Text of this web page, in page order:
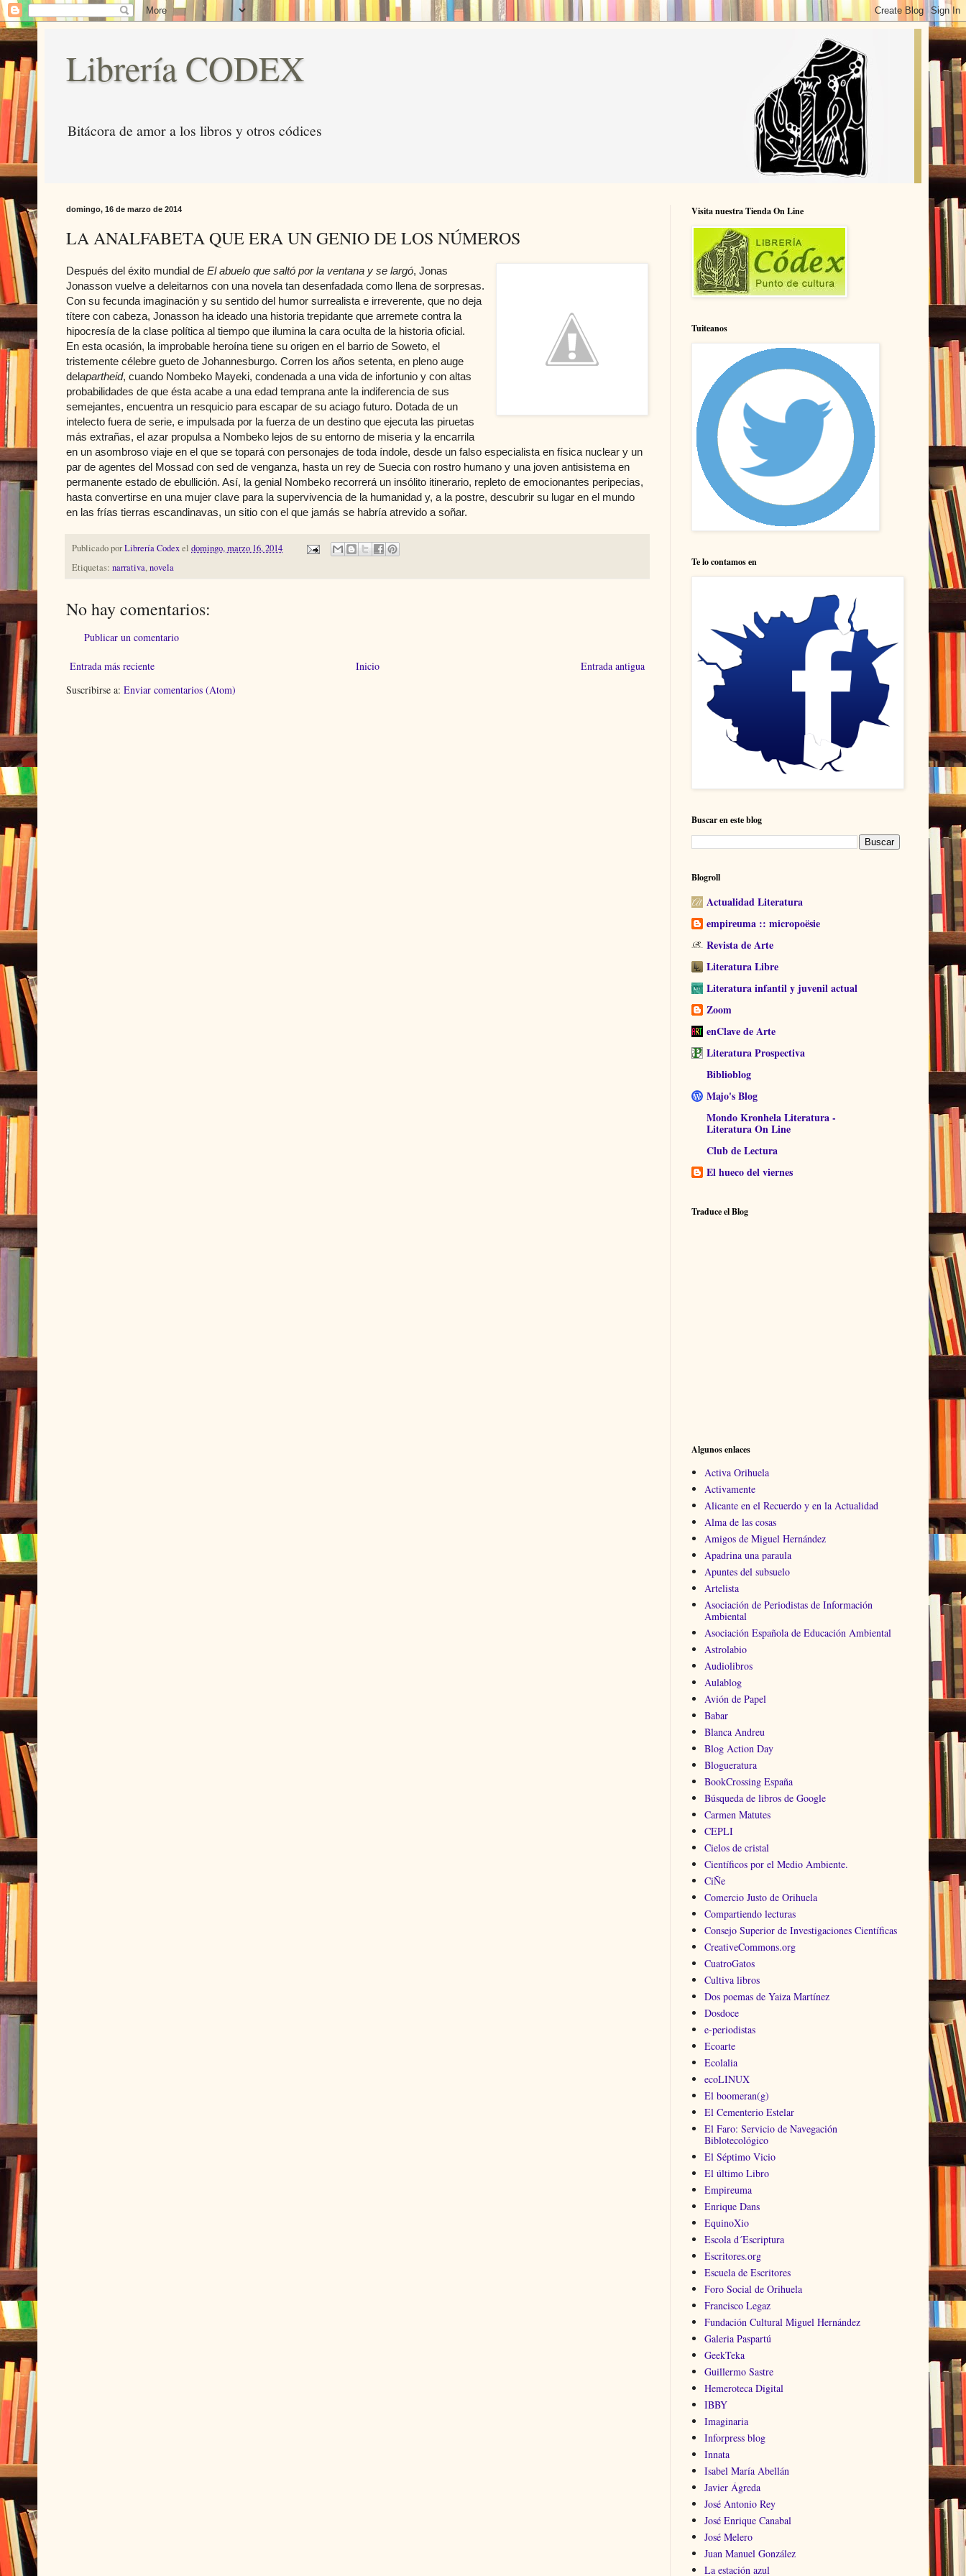
Librería CODEX
Bitácora de amor a los libros y otros códices
domingo, 16 de marzo de 2014
LA ANALFABETA QUE ERA UN GENIO DE LOS NÚMEROS
Después del éxito mundial de El abuelo que saltó por la ventana y se largó, Jonas
Jonasson vuelve a deleitarnos con una novela tan desenfadada como llena de sorpresas.
Con su fecunda imaginación y su sentido del humor surrealista e irreverente, que no deja
títere con cabeza, Jonasson ha ideado una historia trepidante que arremete contra la
hipocresía de la clase política al tiempo que ilumina la cara oculta de la historia oficial.
En esta ocasión, la improbable heroína tiene su origen en el barrio de Soweto, el
tristemente célebre gueto de Johannesburgo. Corren los años setenta, en pleno auge
delapartheid, cuando Nombeko Mayeki, condenada a una vida de infortunio y con altas
probabilidades de que ésta acabe a una edad temprana ante la indiferencia de sus
semejantes, encuentra un resquicio para escapar de su aciago futuro. Dotada de un
intelecto fuera de serie, e impulsada por la fuerza de un destino que ejecuta las piruetas
más extrañas, el azar propulsa a Nombeko lejos de su entorno de miseria y la encarrila
en un asombroso viaje en el que se topará con personajes de toda índole, desde un falso especialista en física nuclear y un
par de agentes del Mossad con sed de venganza, hasta un rey de Suecia con rostro humano y una joven antisistema en
permanente estado de ebullición. Así, la genial Nombeko recorrerá un insólito itinerario, repleto de emocionantes peripecias,
hasta convertirse en una mujer clave para la supervivencia de la humanidad y, a la postre, descubrir su lugar en el mundo
en las frías tierras escandinavas, un sitio con el que jamás se habría atrevido a soñar.
Publicado porLibrería Codexel domingo, marzo 16, 2014
Etiquetas: narrativa,novela
No hay comentarios:
Publicar un comentario
Entrada más reciente Entrada antigua
Inicio
Suscribirse a: Enviar comentarios (Atom)
Visita nuestra Tienda On Line
Tuiteanos
Te lo contamos en
Buscar en este blog
Blogroll
Actualidad Literatura
empireuma :: micropoësie
Revista de Arte
Literatura Libre
Literatura infantil y juvenil actual
Zoom
enClave de Arte
Literatura Prospectiva
Biblioblog
Majo's Blog
Mondo Kronhela Literatura -
Literatura On Line
Club de Lectura
El hueco del viernes
Traduce el Blog
Algunos enlaces
Activa Orihuela
Activamente
Alicante en el Recuerdo y en la Actualidad
Alma de las cosas
Amigos de Miguel Hernández
Apadrina una paraula
Apuntes del subsuelo
Artelista
Asociación de Periodistas de Información
Ambiental
Asociación Española de Educación Ambiental
Astrolabio
Audiolibros
Aulablog
Avión de Papel
Babar
Blanca Andreu
Blog Action Day
Blogueratura
BookCrossing España
Búsqueda de libros de Google
Carmen Matutes
CEPLI
Cielos de cristal
Científicos por el Medio Ambiente.
CiÑe
Comercio Justo de Orihuela
Compartiendo lecturas
Consejo Superior de Investigaciones Científicas
CreativeCommons.org
CuatroGatos
Cultiva libros
Dos poemas de Yaiza Martínez
Dosdoce
e-periodistas
Ecoarte
Ecolalia
ecoLINUX
El boomeran(g)
El Cementerio Estelar
El Faro: Servicio de Navegación
Biblotecológico
El Séptimo Vicio
El último Libro
Empireuma
Enrique Dans
EquinoXio
Escola d´Escriptura
Escritores.org
Escuela de Escritores
Foro Social de Orihuela
Francisco Legaz
Fundación Cultural Miguel Hernández
Galeria Paspartú
GeekTeka
Guillermo Sastre
Hemeroteca Digital
IBBY
Imaginaria
Inforpress blog
Innata
Isabel María Abellán
Javier Ágreda
José Antonio Rey
José Enrique Canabal
José Melero
Juan Manuel González
La estación azul